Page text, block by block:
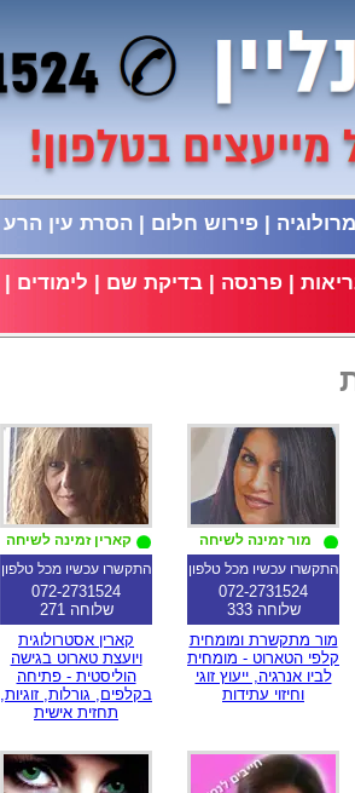
| פירוש חלום | הסרת עין הרע
| פרנסה | בדיקת שם | לימודים |
מור זמינה לשיחה
התקשרו עכשיו מכל טלפון
072-2731524
שלוחה 333
מור מתקשרת ומומחית
קלפי הטארוט - מומחית
לביו אנרגיה, ייעוץ זוגי
וחיזוי עתידות
קארין זמינה לשיחה
התקשרו עכשיו מכל טלפון
072-2731524
שלוחה 271
קארין אסטרולוגית
ויועצת טארוט בגישה
הוליסטית - פתיחה
בקלפים, גורלות, זוגיות,
תחזית אישית